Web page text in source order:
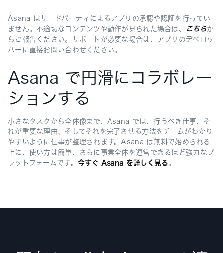
Asana はサードパーティによるアプリの承認や認証を行ってい
ません。不適切なコンテンツや動作が見られた場合は、
こちらか
らご報告ください。サポートが必要な場合は、アプリのデベロッ
パーに直接お問い合わせください。
Asana で円滑にコラボレー
ションする
小さなタスクから全体像まで、Asana では、行うべき仕事、そ
れが重要な理由、そしてそれを完了させる方法をチームがわかり
やすいように仕事が整理されます。Asana は無料で始められる
上に、使い方は簡単、さらに事業全体を運営できるほど強力なプ
ラットフォームです。 今すぐ Asana を詳しく見る。